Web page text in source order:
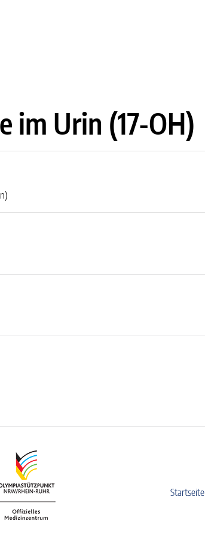
im Urin (17-OH)
Startseite